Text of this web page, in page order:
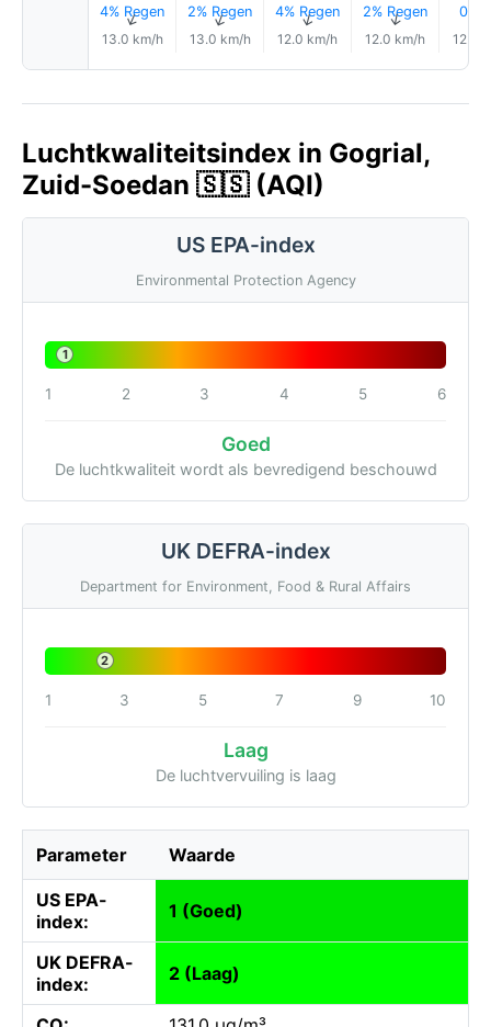
4% Regen
↑
13.0 km/h
2% Regen
↑
13.0 km/h
4% Regen
↑
12.0 km/h
2% Regen
↑
12.0 km/h
0.1
12.0
Luchtkwaliteitsindex in Gogrial,
Zuid-Soedan 🇸🇸 (AQI)
US EPA-index
Environmental Protection Agency
1
1 2 3 4 5 6
Goed
De luchtkwaliteit wordt als bevredigend beschouwd
UK DEFRA-index
Department for Environment, Food & Rural Affairs
2
1 3 5 7 9 10
Laag
De luchtvervuiling is laag
Parameter Waarde
US EPA-
index:
1 (Goed)
UK DEFRA-
index:
2 (Laag)